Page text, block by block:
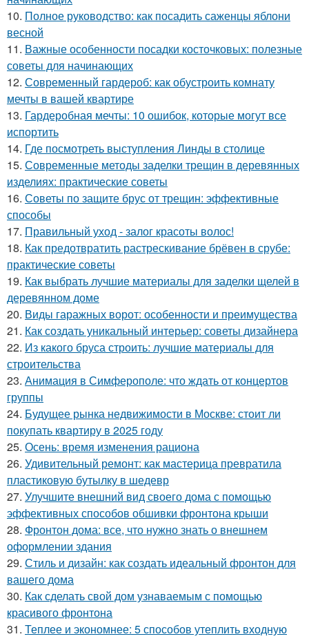
10. Полное руководство: как посадить саженцы яблони
весной
11. Важные особенности посадки косточковых: полезные
советы для начинающих
12. Современный гардероб: как обустроить комнату
мечты в вашей квартире
13. Гардеробная мечты: 10 ошибок, которые могут все
испортить
14. Где посмотреть выступления Линды в столице
15. Современные методы заделки трещин в деревянных
изделиях: практические советы
16. Советы по защите брус от трещин: эффективные
способы
17. Правильный уход - залог красоты волос!
18. Как предотвратить растрескивание брёвен в срубе:
практические советы
19. Как выбрать лучшие материалы для заделки щелей в
деревянном доме
20. Виды гаражных ворот: особенности и преимущества
21. Как создать уникальный интерьер: советы дизайнера
22. Из какого бруса строить: лучшие материалы для
строительства
23. Анимация в Симферополе: что ждать от концертов
группы
24. Будущее рынка недвижимости в Москве: стоит ли
покупать квартиру в 2025 году
25. Осень: время изменения рациона
26. Удивительный ремонт: как мастерица превратила
пластиковую бутылку в шедевр
27. Улучшите внешний вид своего дома с помощью
эффективных способов обшивки фронтона крыши
28. Фронтон дома: все, что нужно знать о внешнем
оформлении здания
29. Стиль и дизайн: как создать идеальный фронтон для
вашего дома
30. Как сделать свой дом узнаваемым с помощью
красивого фронтона
31. Теплее и экономнее: 5 способов утеплить входную